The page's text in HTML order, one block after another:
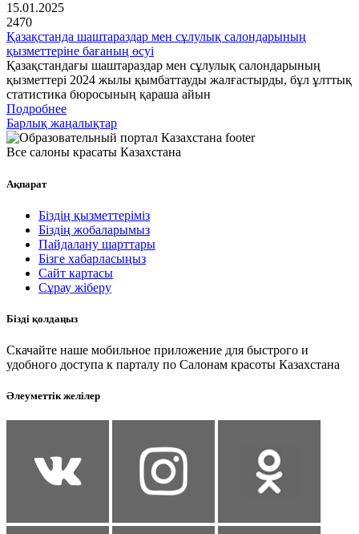
15.01.2025
2470
Қазақстанда шаштараздар мен сұлулық салондарының
қызметтеріне бағаның өсуі
Қазақстандағы шаштараздар мен сұлулық салондарының
қызметтері 2024 жылы қымбаттауды жалғастырды, бұл ұлттық
статистика бюросының қараша айын
Подробнее
Барлық жаңалықтар
Все салоны красаты Казахстана
Ақпарат
Біздің қызметтеріміз
Біздің жобаларымыз
Пайдалану шарттары
Бізге хабарласыңыз
Сайт картасы
Сұрау жіберу
Бізді қолдаңыз
Скачайте наше мобильное приложение для быстрого и
удобного доступа к парталу по Салонам красоты Казахстана
Әлеуметтік желілер